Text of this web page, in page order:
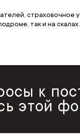
страховочное
так и на скалах.
к
этой